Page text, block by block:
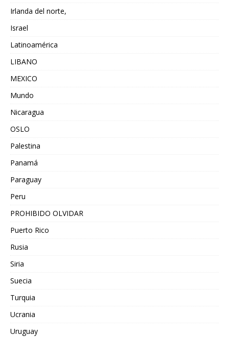
Irlanda del norte,
Israel
Latinoamérica
LIBANO
MEXICO
Mundo
Nicaragua
OSLO
Palestina
Panamá
Paraguay
Peru
PROHIBIDO OLVIDAR
Puerto Rico
Rusia
Siria
Suecia
Turquia
Ucrania
Uruguay